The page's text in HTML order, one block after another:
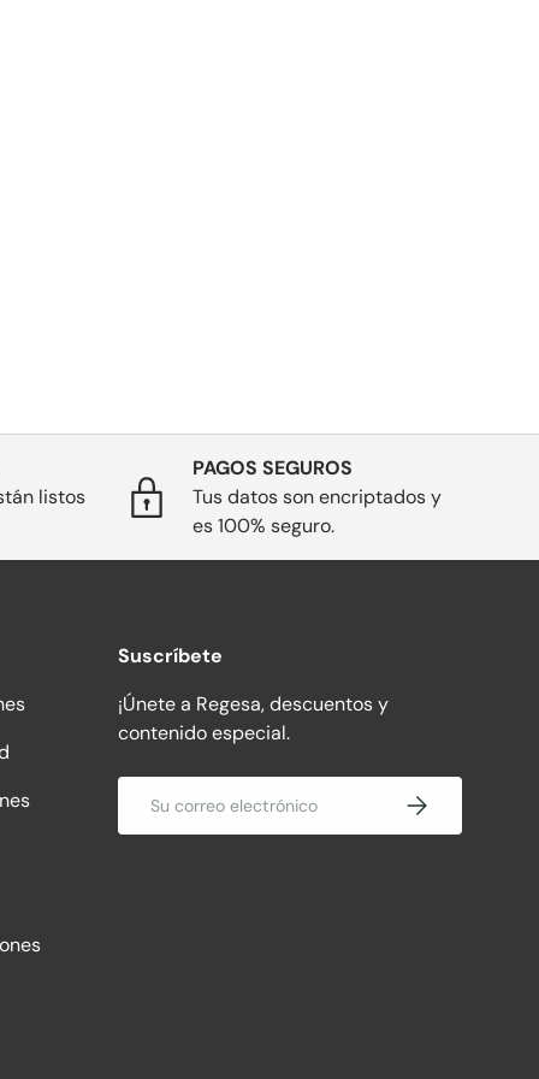
listos
PAGOS SEGUROS
Tus datos son encriptados y
es 100% seguro.
Suscríbete
¡Únete a Regesa, descuentos y
contenido especial.
Suscribirse